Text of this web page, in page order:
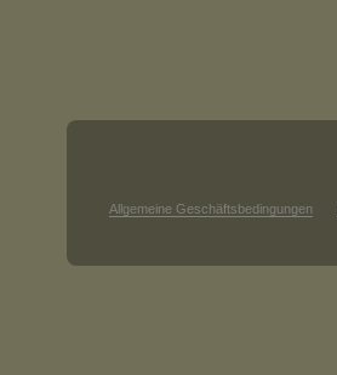
Allgemeine Geschäftsbedingungen